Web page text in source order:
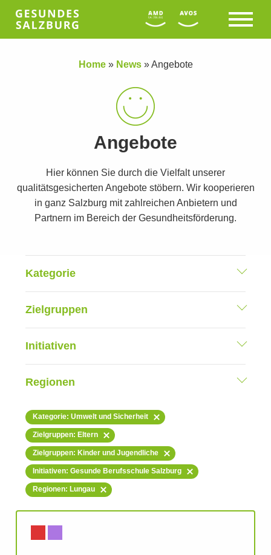
Home» News»Angebote
Angebote
Hier können Sie durch die Vielfalt unserer
qualitätsgesicherten Angebote stöbern. Wir kooperieren
in ganz Salzburg mit zahlreichen Anbietern und
Partnern im Bereich der Gesundheitsförderung.
Kategorie
Zielgruppen
Initiativen
Regionen
Kategorie: Umwelt und Sicherheit
Zielgruppen: Eltern
Zielgruppen: Kinder und Jugendliche
Initiativen: Gesunde Berufsschule Salzburg
Regionen: Lungau